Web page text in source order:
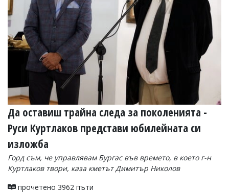
Да оставиш трайна следа за поколенията -
Руси Куртлаков представи юбилейната си
изложба
Горд съм, че управлявам Бургас във времето, в което г-н
Куртлаков твори, каза кметът Димитър Николов
прочетено 3962 пъти